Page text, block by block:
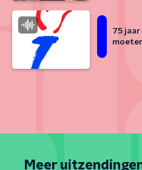
75
Meer